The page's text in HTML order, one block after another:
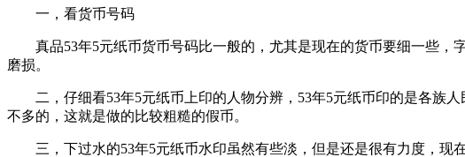
一，看货币号码
真品53年5元纸币货币号码比一般的，尤其是现在的货币要细一些，
磨损。
二，仔细看53年5元纸币上印的人物分辨，53年5元纸币印的是各族人
不多的，这就是做的比较粗糙的假币。
三，下过水的53年5元纸币水印虽然有些淡，但是还是很有力度，现